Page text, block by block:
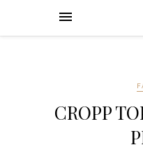
CROPP